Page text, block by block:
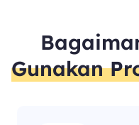
Gunakan